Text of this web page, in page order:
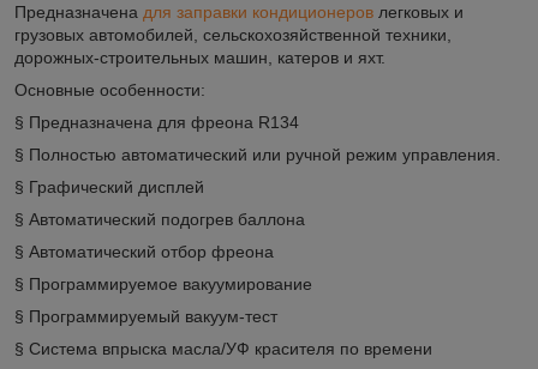
Предназначена для заправки кондиционеров легковых и
грузовых автомобилей, сельскохозяйственной техники,
дорожных-строительных машин, катеров и яхт.
Основные особенности:
§ Предназначена для фреона R134
§ Полностью автоматический или ручной режим управления.
§ Графический дисплей
§ Автоматический подогрев баллона
§ Автоматический отбор фреона
§ Программируемое вакуумирование
§ Программируемый вакуум-тест
§ Система впрыска масла/УФ красителя по времени